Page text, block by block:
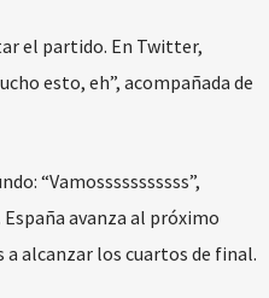
el partido. En Twitter,
esto, eh”, acompañada de
“Vamosssssssssss”,
avanza al próximo
alcanzar los cuartos de final.